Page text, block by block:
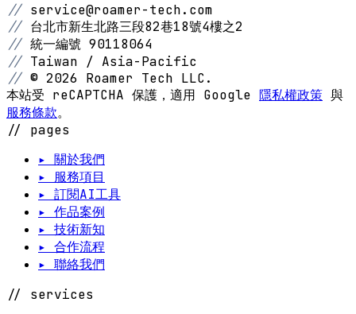
// service@roamer-tech.com
// 台北市新生北路三段82巷18號4樓之2
// 統一編號 90118064
// Taiwan / Asia-Pacific
// © 2026 Roamer Tech LLC.
本站受 reCAPTCHA 保護，適用 Google 隱私權政策 與
服務條款。
// pages
▸ 關於我們
▸ 服務項目
▸ 訂閱AI工具
▸ 作品案例
▸ 技術新知
▸ 合作流程
▸ 聯絡我們
// services